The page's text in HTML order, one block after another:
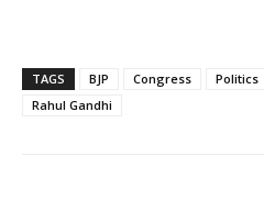
TAGS BJP Congress Politics
Rahul Gandhi